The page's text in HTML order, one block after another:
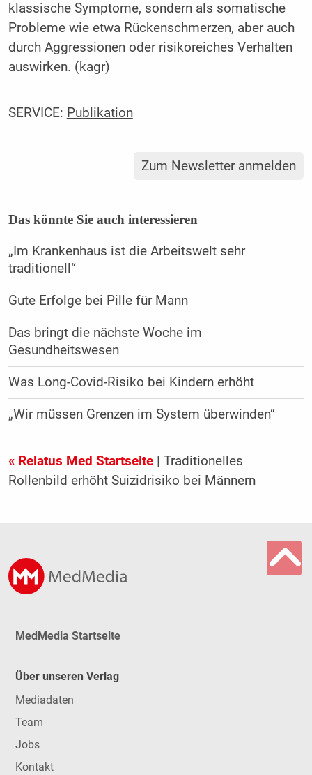
klassische Symptome, sondern als somatische
Probleme wie etwa Rückenschmerzen, aber auch
durch Aggressionen oder risikoreiches Verhalten
auswirken. (kagr)
SERVICE: Publikation
Zum Newsletter anmelden
Das könnte Sie auch interessieren
„Im Krankenhaus ist die Arbeitswelt sehr
traditionell“
Gute Erfolge bei Pille für Mann
Das bringt die nächste Woche im
Gesundheitswesen
Was Long-Covid-Risiko bei Kindern erhöht
„Wir müssen Grenzen im System überwinden“
« Relatus Med Startseite| Traditionelles
Rollenbild erhöht Suizidrisiko bei Männern
MedMedia Startseite
Über unseren Verlag
Mediadaten
Team
Jobs
Kontakt